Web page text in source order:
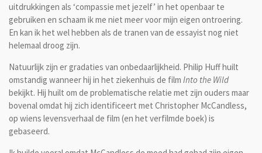
uitdrukkingen als ‘compassie met jezelf’ in het openbaar te
gebruiken en schaam ik me niet meer voor mijn eigen ontroering.
En kan ik het wel hebben als de tranen van de essayist nog niet
helemaal droog zijn.
Natuurlijk zijn er gradaties van onbedaarlijkheid. Philip Huff huilt
omstandig wanneer hij in het ziekenhuis de film Into the Wild
bekijkt. Hij huilt om de problematische relatie met zijn ouders maar
bovenal omdat hij zich identificeert met Christopher McCandless,
op wiens levensverhaal de film (en het verfilmde boek) is
gebaseerd.